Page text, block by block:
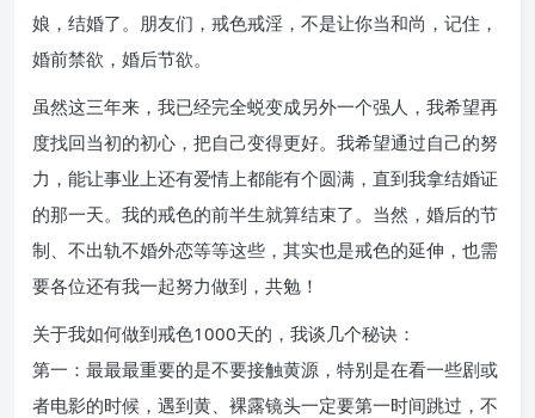
娘，结婚了。朋友们，戒色戒淫，不是让你当和尚，记住，
婚前禁欲，婚后节欲。
虽然这三年来，我已经完全蜕变成另外一个强人，我希望再
度找回当初的初心，把自己变得更好。我希望通过自己的努
力，能让事业上还有爱情上都能有个圆满，直到我拿结婚证
的那一天。我的戒色的前半生就算结束了。当然，婚后的节
制、不出轨不婚外恋等等这些，其实也是戒色的延伸，也需
要各位还有我一起努力做到，共勉！
关于我如何做到戒色1000天的，我谈几个秘诀：
第一：最最最重要的是不要接触黄源，特别是在看一些剧或
者电影的时候，遇到黄、裸露镜头一定要第一时间跳过，不